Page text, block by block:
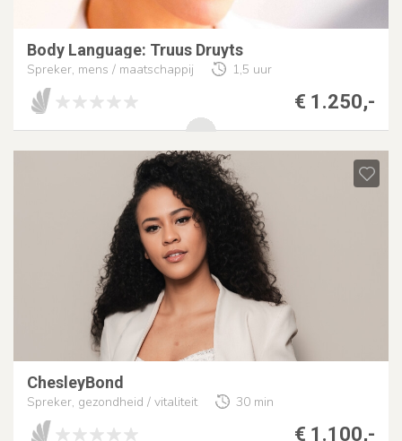
Body Language: Truus Druyts
Spreker, mens / maatschappij 1,5 uur
€ 1.250,-
ChesleyBond
Spreker, gezondheid / vitaliteit 30 min
€ 1.100,-